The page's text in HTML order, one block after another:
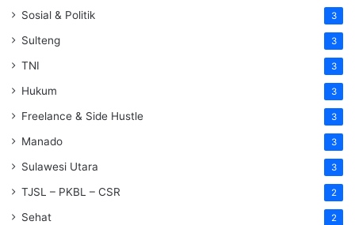
Sosial & Politik 3
Sulteng 3
TNI 3
Hukum 3
Freelance & Side Hustle 3
Manado 3
Sulawesi Utara 3
TJSL – PKBL – CSR 2
Sehat 2